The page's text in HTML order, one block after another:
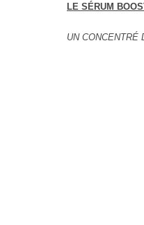
LE SÉRUM
UN CONCENTRÉ